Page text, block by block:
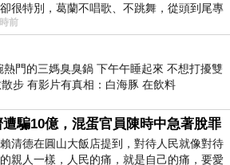
很特別，葛蘭不唱歌、不跳舞，從頭到尾專
。拍攝期間，經常工作超過12個鐘
前
門的三媽臭臭鍋 下午午睡起來 不想打擾雙
步 有影片有真相：白海豚 在飲料
遭騙10億，混蛋官員陳時中急著脫罪
清德在圓山大飯店提到，對待人民就像對待
親人一樣，人民的痛，就是自己的痛，要愛